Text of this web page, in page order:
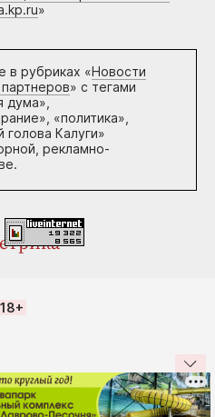
»
в рубриках «Новости
» с тегами
дума»,
«политика»,
голова Калуги»
рекламно-
18+